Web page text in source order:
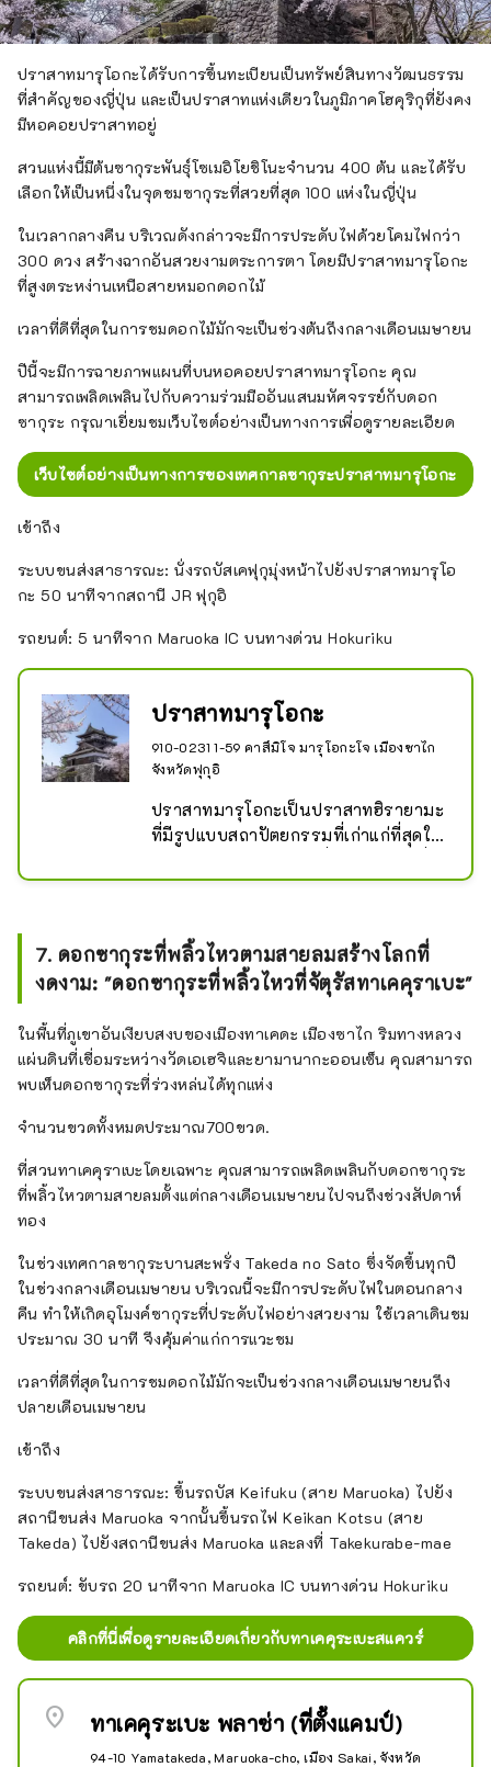
ปราสาทมารุโอกะได้รับการขึ้นทะเบียนเป็นทรัพย์สินทางวัฒนธรรม
ที่สำคัญของญี่ปุ่น และเป็นปราสาทแห่งเดียวในภูมิภาคโฮคุริกุที่ยังคง
มีหอคอยปราสาทอยู่
สวนแห่งนี้มีต้นซากุระพันธุ์โซเมอิโยชิโนะจำนวน 400 ต้น และได้รับ
เลือกให้เป็นหนึ่งในจุดชมซากุระที่สวยที่สุด 100 แห่งในญี่ปุ่น
ในเวลากลางคืน บริเวณดังกล่าวจะมีการประดับไฟด้วยโคมไฟกว่า
300 ดวง สร้างฉากอันสวยงามตระการตา โดยมีปราสาทมารุโอกะ
ที่สูงตระหง่านเหนือสายหมอกดอกไม้
เวลาที่ดีที่สุดในการชมดอกไม้มักจะเป็นช่วงต้นถึงกลางเดือนเมษายน
ปีนี้จะมีการฉายภาพแผนที่บนหอคอยปราสาทมารุโอกะ คุณ
สามารถเพลิดเพลินไปกับความร่วมมืออันแสนมหัศจรรย์กับดอก
ซากุระ กรุณาเยี่ยมชมเว็บไซต์อย่างเป็นทางการเพื่อดูรายละเอียด
เว็บไซต์อย่างเป็นทางการของเทศกาลซากุระปราสาทมารุโอกะ
เข้าถึง
ระบบขนส่งสาธารณะ: นั่งรถบัสเคฟุกุมุ่งหน้าไปยังปราสาทมารุโอ
กะ 50 นาทีจากสถานี JR ฟุกุอิ
รถยนต์: 5 นาทีจาก Maruoka IC บนทางด่วน Hokuriku
ปราสาทมารุโอกะ
910-0231 1-59 คาสึมิโจ มารุโอกะโจ เมืองซาไก
จังหวัดฟุกุอิ
ปราสาทมารุโอกะเป็นปราสาทฮิรายามะ
ที่มีรูปแบบสถาปัตยกรรมที่เก่าแก่ที่สุดใน
หนึ่งว่าปราสาทคาซึมิกะ โดดเด่น
ใบไม้ผลิ ที่นี่จึงเป็นปราสาทที่สวยงามน่า
อัศจรรย์ สร้างขึ้นโดยคัตสึอิเอะ ชิบาตะ
และคัตสึโตโยะหลานชายของเขาตามคำ
สำหรับการลุกฮือของอิกโกะ อิกกิในปี
1576 ในสมัยเซ็นโงกุ
เป็นทรัพย์สินทางวัฒนธรรมที่สำคัญของ
ศาลาซึ่งมีภายนอก 2 ชั้นและภายใน 3
ชั้น กำแพงหินถูกสร้างขึ้นโดยใช้วิธีการ
ก่อสร้างแบบ ``โนซูระ-ซูมิ'' แบบเก่า
ไม่พังแม้ฝนตกหนัก ว่ากันว่า
มีสวนสาธารณะสไตล์สวนญี่ปุ่นที่สร้าง
ขึ้นเพื่อเฉลิมฉลองครบรอบ 400 ปีการ
พิพิธภัณฑ์ประวัติศาสตร์และนิทานพื้น
นอกจากนี้ ภายในสวนยังมีต้นซากุระโย
ชิโนะปลูกอยู่ 400 ต้น และได้รับการ
รับรองให้เป็นหนึ่งใน 100 จุดชมซากุระ
ที่ปราสาทมารุโอกะก็จัดขึ้นที่เมือง
ปราสาทในเดือนเมษายน
ว่ากันว่ามารุโอกะมีต้นกำเนิดในเมืองใน
คัตสึอิเอะ ชิบาตะ ได้สร้างปราสาทมารุ
โอกะและพัฒนาเมืองแห่งปราสาท
7. ดอกซากุระที่พลิ้วไหวตามสายลมสร้างโลกที่
งดงาม: "ดอกซากุระที่พลิ้วไหวที่จัตุรัสทาเคคุราเบะ"
ในพื้นที่ภูเขาอันเงียบสงบของเมืองทาเคดะ เมืองซาไก ริมทางหลวง
แผ่นดินที่เชื่อมระหว่างวัดเอเฮจิและยามานากะออนเซ็น คุณสามารถ
พบเห็นดอกซากุระที่ร่วงหล่นได้ทุกแห่ง
จำนวนขวดทั้งหมดประมาณ700ขวด.
ที่สวนทาเคคุราเบะโดยเฉพาะ คุณสามารถเพลิดเพลินกับดอกซากุระ
ที่พลิ้วไหวตามสายลมตั้งแต่กลางเดือนเมษายนไปจนถึงช่วงสัปดาห์
ทอง
ในช่วงเทศกาลซากุระบานสะพรั่ง Takeda no Sato ซึ่งจัดขึ้นทุกปี
ในช่วงกลางเดือนเมษายน บริเวณนี้จะมีการประดับไฟในตอนกลาง
คืน ทำให้เกิดอุโมงค์ซากุระที่ประดับไฟอย่างสวยงาม ใช้เวลาเดินชม
ประมาณ 30 นาที จึงคุ้มค่าแก่การแวะชม
เวลาที่ดีที่สุดในการชมดอกไม้มักจะเป็นช่วงกลางเดือนเมษายนถึง
ปลายเดือนเมษายน
เข้าถึง
ระบบขนส่งสาธารณะ: ขึ้นรถบัส Keifuku (สาย Maruoka) ไปยัง
สถานีขนส่ง Maruoka จากนั้นขึ้นรถไฟ Keikan Kotsu (สาย
Takeda) ไปยังสถานีขนส่ง Maruoka และลงที่ Takekurabe-mae
รถยนต์: ขับรถ 20 นาทีจาก Maruoka IC บนทางด่วน Hokuriku
คลิกที่นี่เพื่อดูรายละเอียดเกี่ยวกับทาเคคุระเบะสแควร์
location_on ทาเคคุระเบะ พลาซ่า (ที่ตั้งแคมป์)
94-10 Yamatakeda, Maruoka-cho, เมือง Sakai, จังหวัด